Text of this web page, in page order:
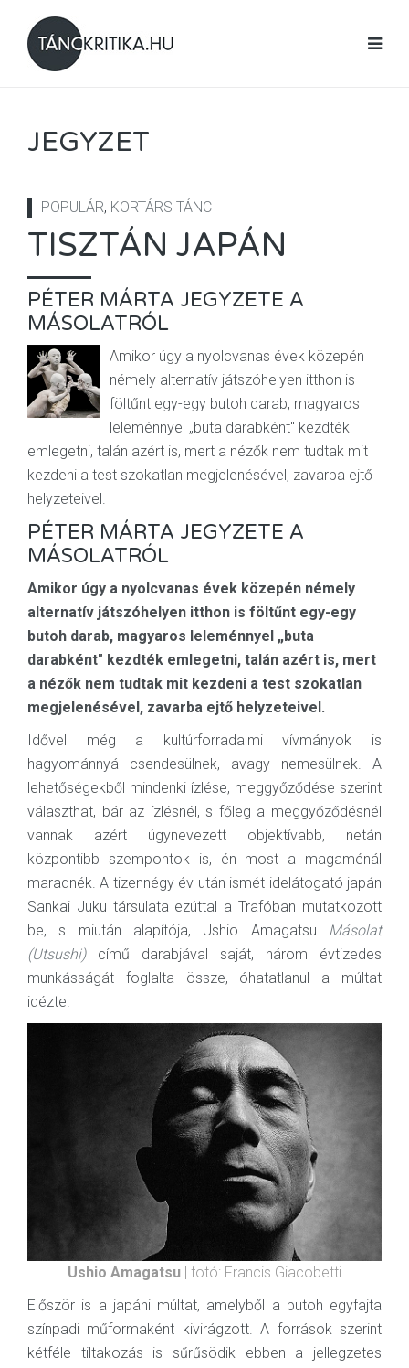
JEGYZET
POPULÁR, KORTÁRS TÁNC
TISZTÁN JAPÁN
PÉTER MÁRTA JEGYZETE A
MÁSOLATRÓL
Amikor úgy a nyolcvanas évek közepén
némely alternatív játszóhelyen itthon is
föltűnt egy-egy butoh darab, magyaros
leleménnyel „buta darabként" kezdték
emlegetni, talán azért is, mert a nézők nem tudtak mit
kezdeni a test szokatlan megjelenésével, zavarba ejtő
helyzeteivel.
PÉTER MÁRTA JEGYZETE A
MÁSOLATRÓL
Amikor úgy a nyolcvanas évek közepén némely
alternatív játszóhelyen itthon is föltűnt egy-egy
butoh darab, magyaros leleménnyel „buta
darabként" kezdték emlegetni, talán azért is, mert
a nézők nem tudtak mit kezdeni a test szokatlan
megjelenésével, zavarba ejtő helyzeteivel.
Idővel még a kultúrforradalmi vívmányok is
hagyománnyá csendesülnek, avagy nemesülnek. A
lehetőségekből mindenki ízlése, meggyőződése szerint
választhat, bár az ízlésnél, s főleg a meggyőződésnél
vannak azért úgynevezett objektívabb, netán
központibb szempontok is, én most a magaménál
maradnék. A tizennégy év után ismét idelátogató japán
Sankai Juku társulata ezúttal a Trafóban mutatkozott
be, s miután alapítója, Ushio Amagatsu Másolat
(Utsushi)című darabjával saját, három évtizedes
munkásságát foglalta össze, óhatatlanul a múltat
idézte.
Ushio Amagatsu | fotó: Francis Giacobetti
Először is a japáni múltat, amelyből a butoh egyfajta
színpadi műformaként kivirágzott. A források szerint
kétféle tiltakozás is sűrűsödik ebben a jellegzetes